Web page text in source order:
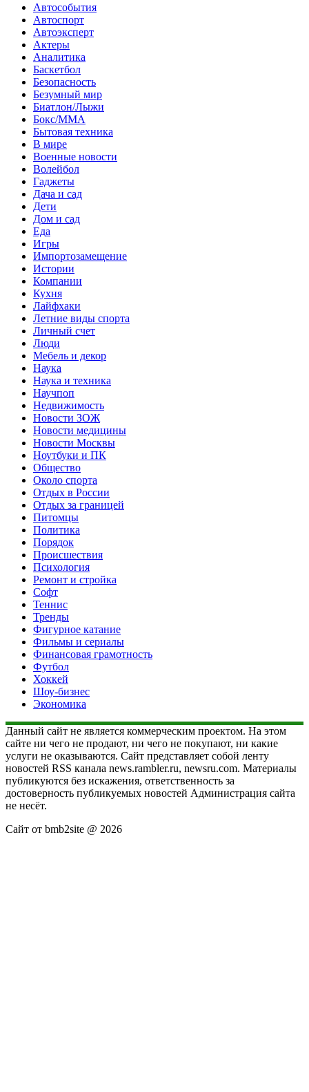
Автособытия
Автоспорт
Автоэксперт
Актеры
Аналитика
Баскетбол
Безопасность
Безумный мир
Биатлон/Лыжи
Бокс/MMA
Бытовая техника
В мире
Военные новости
Волейбол
Гаджеты
Дача и сад
Дети
Дом и сад
Еда
Игры
Импортозамещение
Истории
Компании
Кухня
Лайфхаки
Летние виды спорта
Личный счет
Люди
Мебель и декор
Наука
Наука и техника
Научпоп
Недвижимость
Новости ЗОЖ
Новости медицины
Новости Москвы
Ноутбуки и ПК
Общество
Около спорта
Отдых в России
Отдых за границей
Питомцы
Политика
Порядок
Происшествия
Психология
Ремонт и стройка
Софт
Теннис
Тренды
Фигурное катание
Фильмы и сериалы
Финансовая грамотность
Футбол
Хоккей
Шоу-бизнес
Экономика
Данный сайт не является коммерческим проектом. На этом
сайте ни чего не продают, ни чего не покупают, ни какие
услуги не оказываются. Сайт представляет собой ленту
новостей RSS канала news.rambler.ru, newsru.com. Материалы
публикуются без искажения, ответственность за
достоверность публикуемых новостей Администрация сайта
не несёт.
Сайт от bmb2site @ 2026